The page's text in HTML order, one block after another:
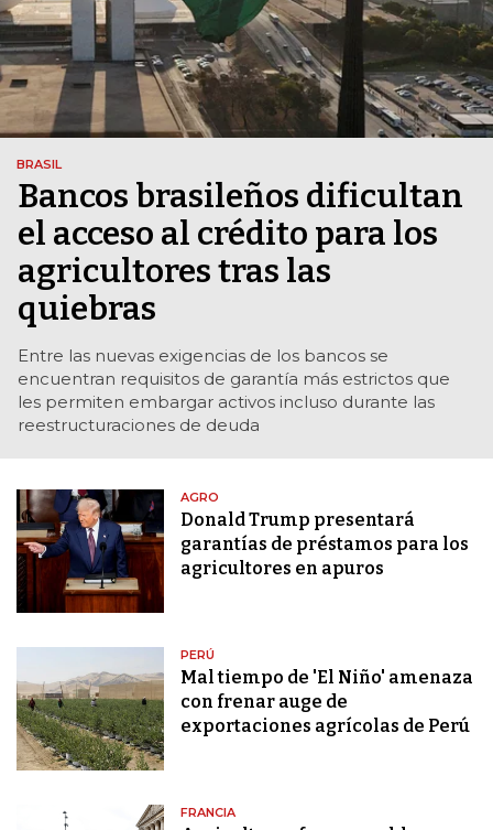
BRASIL
Bancos brasileños dificultan
el acceso al crédito para los
agricultores tras las
quiebras
Entre las nuevas exigencias de los bancos se
encuentran requisitos de garantía más estrictos que
les permiten embargar activos incluso durante las
reestructuraciones de deuda
AGRO
Donald Trump presentará
garantías de préstamos para los
agricultores en apuros
PERÚ
Mal tiempo de 'El Niño' amenaza
con frenar auge de
exportaciones agrícolas de Perú
FRANCIA